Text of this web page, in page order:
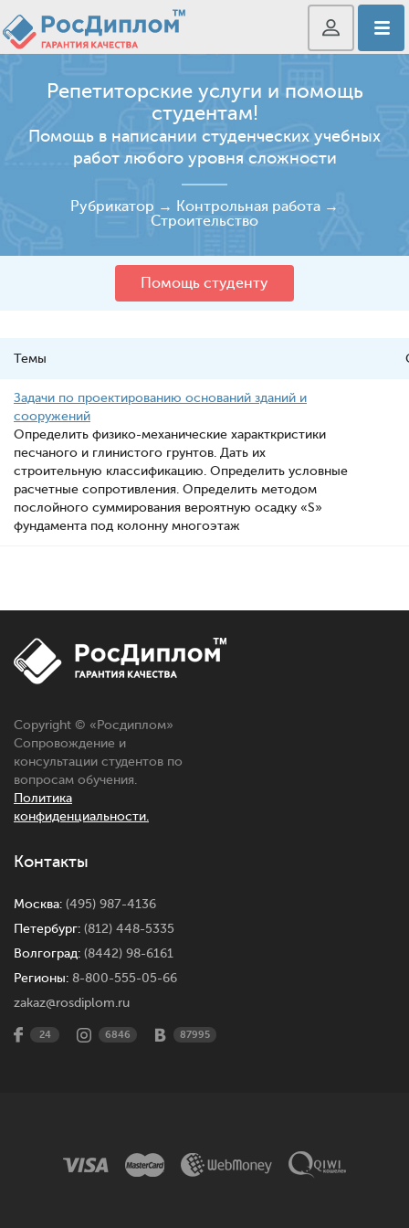
Репетиторские услуги и помощь
студентам!
Помощь в написании студенческих учебных
работ любого уровня сложности
Рубрикатор → Контрольная работа →
Строительство
Помощь студенту
Темы
Задачи по проектированию оснований зданий и
сооружений
Определить физико-механические характкристики
песчаного и глинистого грунтов. Дать их
строительную классификацию. Определить условные
расчетные сопротивления. Определить методом
послойного суммирования вероятную осадку «S»
фундамента под колонну многоэтаж
Copyright © «Росдиплом»
Сопровождение и
консультации студентов по
вопросам обучения.
Политика
конфиденциальности.
Контакты
Москва: (495) 987-4136
Петербург: (812) 448-5335
Волгоград: (8442) 98-6161
Регионы: 8-800-555-05-66
zakaz@rosdiplom.ru
24 6846 87995